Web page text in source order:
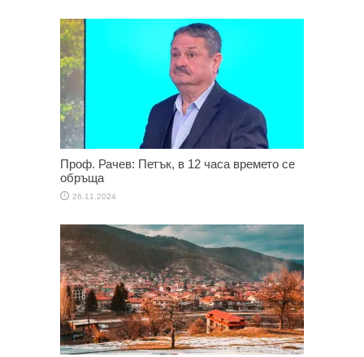
Проф. Рачев: Петък, в 12 часа времето се
обръща
26.11.2024